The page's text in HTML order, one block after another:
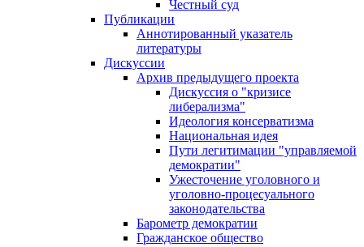
Честный суд
Публикации
Аннотированный указатель
литературы
Дискуссии
Архив предыдущего проекта
Дискуссия о "кризисе
либерализма"
Идеология консерватизма
Национальная идея
Пути легитимации "управляемой
демократии"
Ужесточение уголовного и
уголовно-процесуального
законодательства
Барометр демократии
Гражданское общество